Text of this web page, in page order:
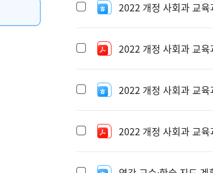
2022 개정 사회과 교
2022 개정 사회과 교
2022 개정 사회과 교
2022 개정 사회과 교